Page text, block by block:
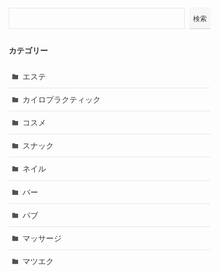
検索
カテゴリー
エステ
カイロプラクティック
コスメ
スナック
ネイル
バー
パブ
マッサージ
マツエク